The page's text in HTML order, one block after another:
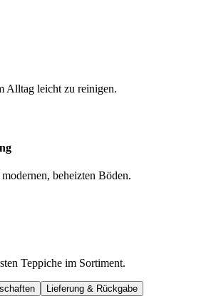
Alltag leicht zu reinigen.
beheizten Böden.
Teppiche im Sortiment.
Lieferung & Rückgabe